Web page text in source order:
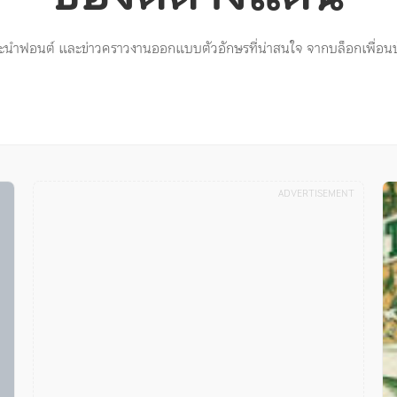
ำฟอนต์ และข่าวคราวงานออกแบบตัวอักษรที่น่าสนใจ จากบล็อกเพื่อ